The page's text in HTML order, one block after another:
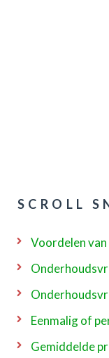
SCROLL
Voordelen
Eenmalig of
Gemiddelde